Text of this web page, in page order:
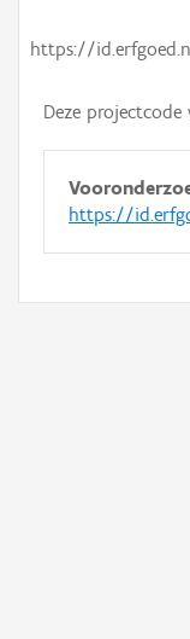
https://
Deze
https://